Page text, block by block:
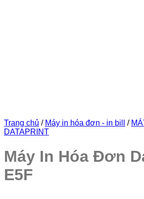
Trang chủ / Máy in hóa đơn - in bill /
DATAPRINT
Máy In Hóa Đơn
E5F